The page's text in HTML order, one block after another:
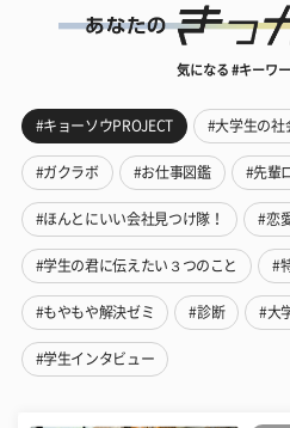
気になる #キーワ
#キョーソウPROJECT #大学生の社
#ガクラボ #お仕事図鑑 #先輩
#ほんとにいい会社見つけ隊！ #恋
#学生の君に伝えたい３つのこと #
#もやもや解決ゼミ #診断 #大
#学生インタビュー